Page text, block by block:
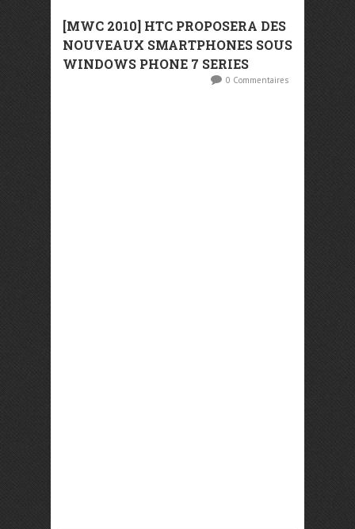
[MWC 2010] HTC PROPOSERA DES
NOUVEAUX SMARTPHONES SOUS
WINDOWS PHONE 7 SERIES
0 Commentaires